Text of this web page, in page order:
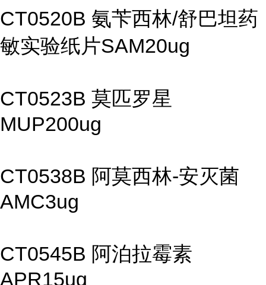
CT0520B 氨苄西林/舒巴坦药
敏实验纸片SAM20ug
CT0523B 莫匹罗星
MUP200ug
CT0538B 阿莫西林-安灭菌
AMC3ug
CT0545B 阿泊拉霉素
APR15ug